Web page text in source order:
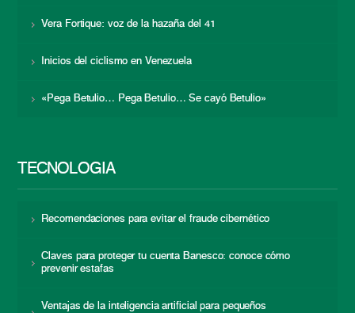
Vera Fortique: voz de la hazaña del 41
Inicios del ciclismo en Venezuela
«Pega Betulio… Pega Betulio… Se cayó Betulio»
TECNOLOGÍA
Recomendaciones para evitar el fraude cibernético
Claves para proteger tu cuenta Banesco: conoce cómo
prevenir estafas
Ventajas de la inteligencia artificial para pequeños